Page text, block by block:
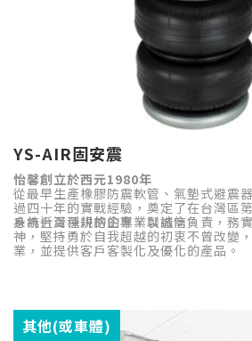
YS-AIR固安震
怡馨創立於西元1980年
從最早生產橡膠防震軟管、氣墊式避震
過四十年的實戰經驗，奠定了在台灣區
系統近百種規格的專業製造商。
身為台灣深耕的企業，以誠信負責，務
神，堅持勇於自我超越的初衷不曾改變
業，並提供客戶客製化及優化的產品。
其他(或車體)